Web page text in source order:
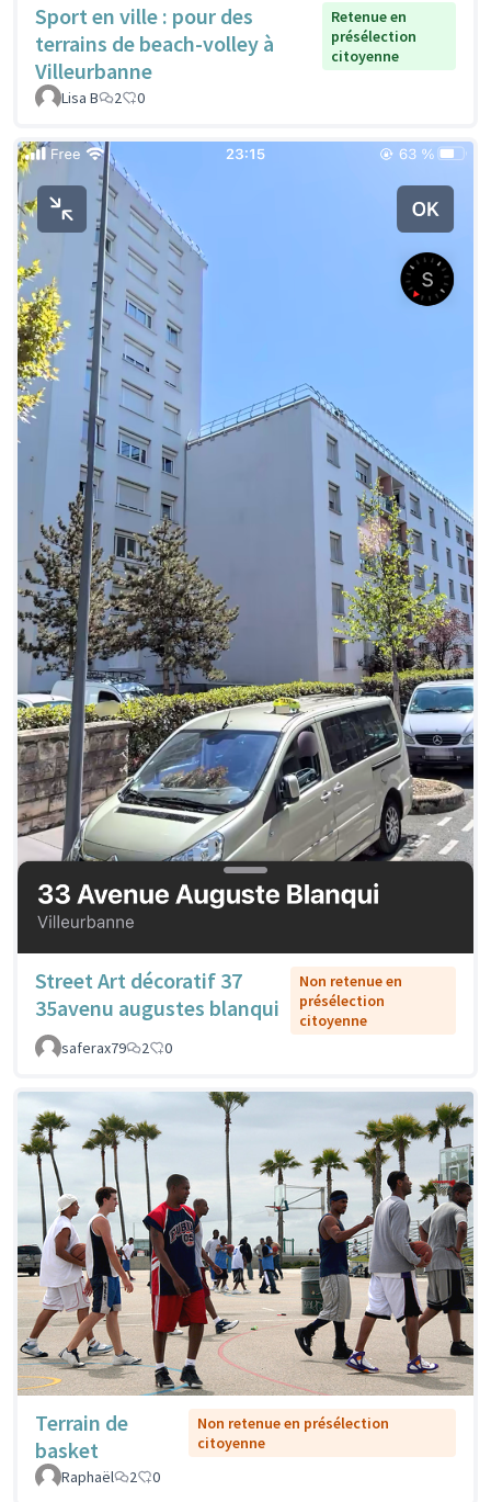
Sport en ville : pour des
terrains de beach-volley à
Villeurbanne
Retenue en
présélection
citoyenne
Lisa B 2 0
Street Art décoratif 37
35avenu augustes blanqui
Non retenue en
présélection
citoyenne
saferax79
2 0
Terrain de
basket
Non retenue en présélection
citoyenne
Raphaël
2 0